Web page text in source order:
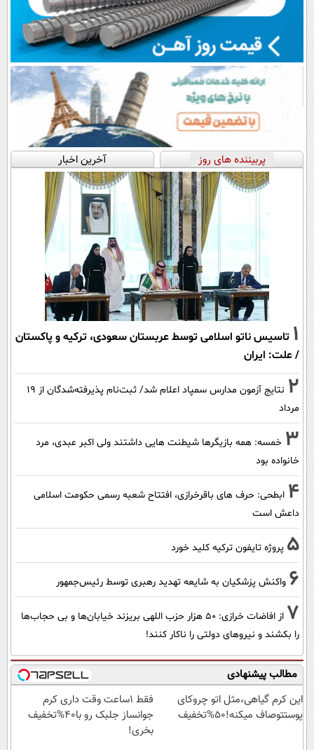
پربیننده های روز آخرین اخبار
1 تاسیس ناتو اسلامی توسط عربستان سعودی، ترکیه و پاکستان
/ علت: ایران
2
نتایج آزمون مدارس سمپاد اعلام شد/ ثبت‌نام پذیرفته‌شدگان از ۱۹
مرداد
3 خمسه: همه بازیگرها شیطنت هایی داشتند ولی اکبر عبدی، مرد
خانواده بود
4 ابطحی: حرف های باقرخرازی، افتتاح شعبه رسمی حکومت اسلامی
داعش است
5 پروژه تایفون ترکیه کلید خورد
6 واکنش پزشکیان به شایعه تهدید رهبری توسط رئیس‌جمهور
7
از افاضات خرازی: ۵۰ هزار حزب اللهی بریزند خیابان‌ها و بی حجاب‌ها
را بکشند و نیرو‌های دولتی را ناکار کنند!
مطالب پیشنهادی
این کرم گیاهی،مثل اتو چروکای
پوستتوصاف میکنه!50%تخفیف
فقط 1ساعت وقت داری کرم
جوانساز جلبک رو با40%تخفیف
بخری!